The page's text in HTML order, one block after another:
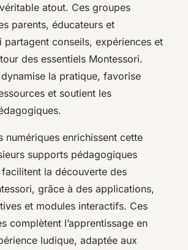
atout. Ces groupes
parents, éducateurs et
partagent conseils, expériences et
des essentiels Montessori.
la pratique, favorise
et soutient les
numériques enrichissent cette
supports pédagogiques
la découverte des
grâce à des applications,
et modules interactifs. Ces
complètent l’apprentissage en
ludique, adaptée aux